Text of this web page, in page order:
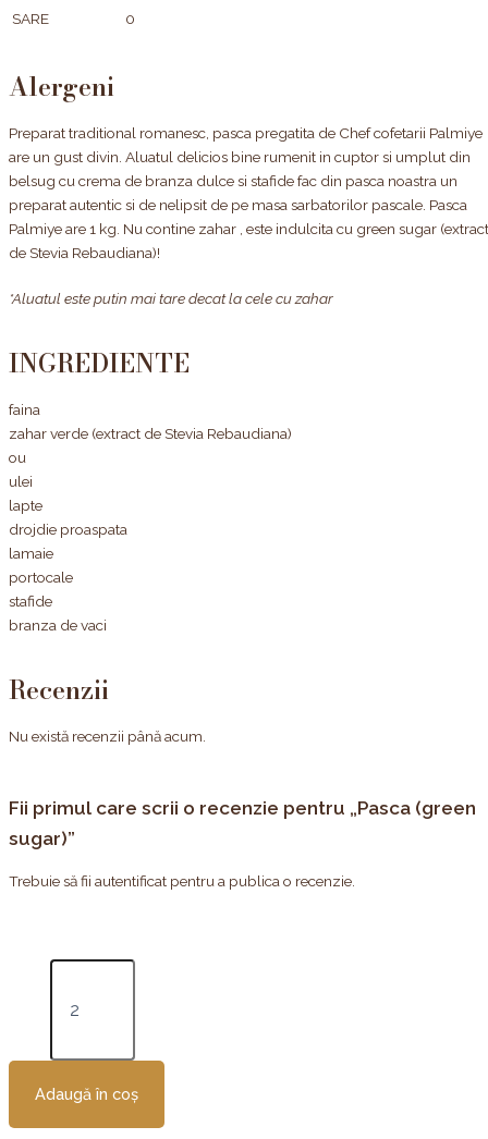
SARE
0
Alergeni
Preparat traditional romanesc, pasca pregatita de Chef cofetarii Palmiye
are un gust divin. Aluatul delicios bine rumenit in cuptor si umplut din
belsug cu crema de branza dulce si stafide fac din pasca noastra un
preparat autentic si de nelipsit de pe masa sarbatorilor pascale. Pasca
Palmiye are 1 kg. Nu contine zahar , este indulcita cu green sugar (extract
de Stevia Rebaudiana)!
*Aluatul este putin mai tare decat la cele cu zahar
INGREDIENTE
faina
zahar verde (extract de Stevia Rebaudiana)
ou
ulei
lapte
drojdie proaspata
lamaie
portocale
stafide
branza de vaci
Recenzii
Nu există recenzii până acum.
Fii primul care scrii o recenzie pentru „Pasca (green
sugar)”
Trebuie să fii autentificat pentru a publica o recenzie.
Adaugă în coș